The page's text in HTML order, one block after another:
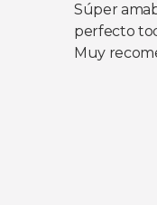
Súper
perfecto
Muy